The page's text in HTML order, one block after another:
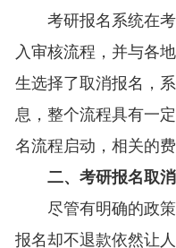
考研报名系统在
入审核流程，并与各
生选择了取消报名，
息，整个流程具有一
名流程启动，相关的
二、考研报名取
尽管有明确的政
报名却不退款依然让